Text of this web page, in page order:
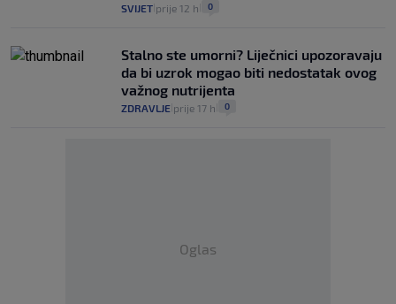
SVIJET prije 12 h 0
Stalno ste umorni? Liječnici upozoravaju
da bi uzrok mogao biti nedostatak ovog
važnog nutrijenta
ZDRAVLJE prije 17 h 0
Oglas